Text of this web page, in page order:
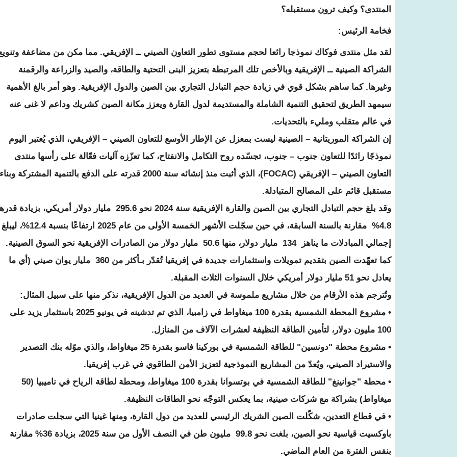
المنتدى؟ وكيف ترون مستقبله؟
فخامة الرئيس:
لقد مثل منتدى فوكاك نموذجا رائعا لحجم مستوى تطور التعاون الصيني ــ الإفريقي. مما مكن من مضاعفة
الشراكة الصينية ــ الإفريقية وبالأخص تلك المرتبطة بتعزيز البنى التحتية والطاقة، والصيد والزراعة والرقمنة
وغيرها. كما ساهم بشكل قوي في زيادة حجم التبادل التجاري بين الصين والدول الإفريقية. وهو أمر بالغ الأهمية
سيمهد الطريق لتحقيق التنمية الشاملة والمستديمة لدول القارة ويعزز مكانة الصين كشريك وداعم لا غنى عنه
في عالم متقلب ومليء بالتحديات.
إن الشراكة الموريتانية – الصينية ليست بمعزل عن الإطار الأوسع للتعاون الصيني – الإفريقي، الذي يُعتبر اليوم
نموذجًا رائدًا للتعاون جنوب – جنوب، تجسّده روح التكامل والانفتاح، كما تعزّزه آليات فعّالة على رأسها منتدى
التعاون الصيني – الإفريقي (FOCAC)، الذي أثبت منذ إنشائه سنة 2000 قدرته على الدفع بالتنمية المشتركة وبناء
مستقبل قائم على المصالح المتبادلة.
وقد بلغ حجم التبادل التجاري بين الصين والقارة الإفريقية سنة 2024 نحو 295.6 مليار دولار أمريكي، بزيادة
4.8% مقارنة بالسنة السابقة، في حين سجّلت الأشهر الخمسة الأولى من عام 2025 ارتفاعًا بنسبة 12.4%، ليبلغ
إجمالي المبادلات ما يناهز 134 مليار دولار، منها 50.6 مليار دولار من الصادرات الإفريقية نحو السوق الصينية.
كما تعهّدت الصين بتقديم تمويلات واستثمارات جديدة في إفريقيا تُقدّر بـأكثر من 360 مليار يوان صيني (أي ما
يعادل نحو 51 مليار دولار أمريكي خلال السنوات الثلاث المقبلة.
وتُترجم هذه الأرقام من خلال مشاريع ملموسة في العديد من الدول الإفريقية، نذكر منها على سبيل المثال:
• مشروع المحطة الشمسية بقدرة 100 ميغاواط في زامبيا، الذي تم تدشينه في يونيو 2025 باستثمار يزيد على
100 مليون دولار، لتأمين الطاقة النظيفة لعشرات الآلاف من المنازل.
• مشروع محطة "دونسين" للطاقة الشمسية في بوركينا فاسو بقدرة 25 ميغاواط، والذي موّله بنك التصدير
والاستيراد الصيني، ويُعدّ من المشاريع النموذجية لتعزيز الأمن الطاقوي في غرب إفريقيا.
• محطة "جوانينغ" للطاقة الشمسية في بوتسوانا بقدرة 100 ميغاواط، ومحطة لطاقة الرياح في ناميبيا (50
ميغاواط) بشراكة مع شركات صينية، بما يعكس التوجّه نحو الطاقات النظيفة.
• في قطاع التعدين، شكّلت الصين الشريك الرئيسي للعديد من دول القارة، ومنها غينيا التي سجلت صادرات
باوكسيت قياسية نحو الصين، بلغت نحو 99.8 مليون طن في النصف الأول من سنة 2025، بزيادة 36% مقارنة
بنفس الفترة من العام الماضي.